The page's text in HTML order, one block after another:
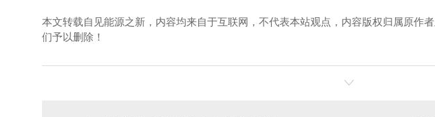
本文转载自见能源之新，内容均来自于互联网，不代表本站观点，内容版权归属原作
们予以删除！